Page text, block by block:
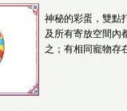
神秘的彩蛋，雙點
及所有寄放空間內
之；有相同寵物存